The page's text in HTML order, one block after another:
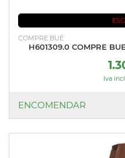
COMPRE BUÉ
H601309.0 COMPRE
Iva
ENCOMENDAR